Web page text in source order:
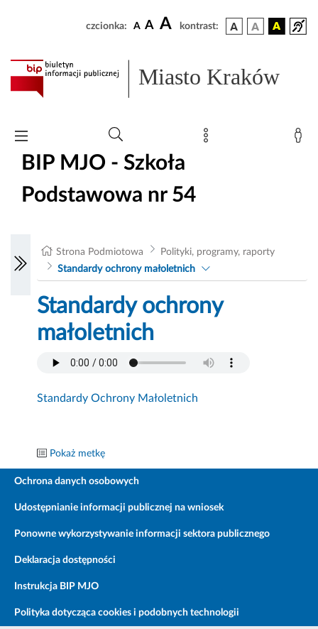
czcionka: A A A kontrast:
Miasto Kraków
BIP MJO - Szkoła
Podstawowa nr 54
Strona Podmiotowa
Polityki, programy, raporty
Standardy ochrony małoletnich
Standardy ochrony
małoletnich
Standardy Ochrony Małoletnich
Pokaż metkę
Ochrona danych osobowych
Udostępnianie informacji publicznej na wniosek
Ponowne wykorzystywanie informacji sektora publicznego
Deklaracja dostępności
Instrukcja BIP MJO
Polityka dotycząca cookies i podobnych technologii